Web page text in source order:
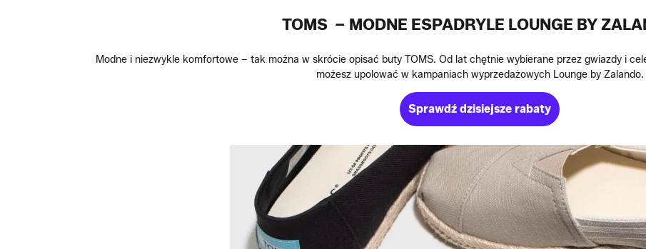
TOMS – MODNE ESPADRYLE LOUNGE BY
Modne i niezwykle komfortowe – tak można w skrócie opisać buty TOMS. Od lat chętnie wybierane przez gwiazdy i
możesz upolować w kampaniach wyprzedażowych Lounge by Zalando.
Sprawdź dzisiejsze rabaty